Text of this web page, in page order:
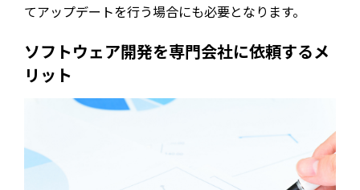
てアップデートを行う場合にも必要となります。
ソフトウェア開発を専門会社に依頼するメ
リット